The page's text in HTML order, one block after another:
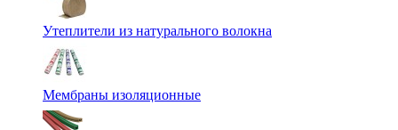
Утеплители из натурального волокна
Мембраны изоляционные